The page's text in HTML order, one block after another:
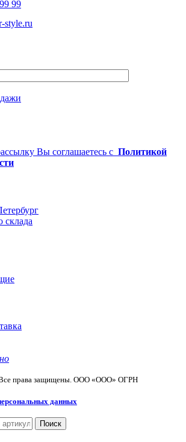
99
style.ru
Вы соглашаетесь с Политикой
склада
права защищены. ООО «ООО» ОГРН
данных
Поиск